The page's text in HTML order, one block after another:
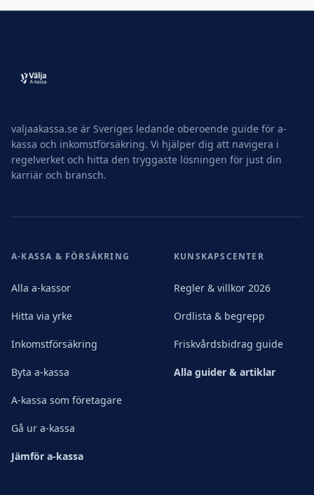
valjaakassa.se är Sveriges ledande oberoende guide för a-
kassa och inkomstförsäkring. Vi hjälper dig att navigera i
regelverket och hitta den tryggaste lösningen för just din
karriär och bransch.
A-KASSA & FÖRSÄKRING
Alla a-kassor
Hitta via yrke
Inkomstförsäkring
Byta a-kassa
A-kassa som företagare
Gå ur a-kassa
Jämför a-kassa
KUNSKAPSCENTER
Regler & villkor 2026
Ordlista & begrepp
Friskvårdsbidrag guide
Alla guider & artiklar